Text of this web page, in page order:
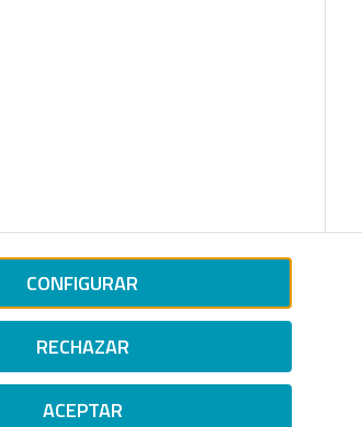
CONFIGURAR
RECHAZAR
ACEPTAR